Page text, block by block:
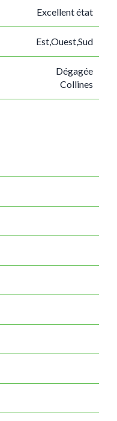
Excellent état
Est,Ouest,Sud
Dégagée
Collines